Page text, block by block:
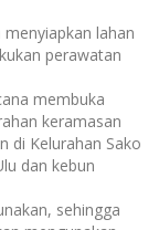
lahan
perawatan
membuka
keramasan
di Kelurahan Sako
dan kebun
sehingga